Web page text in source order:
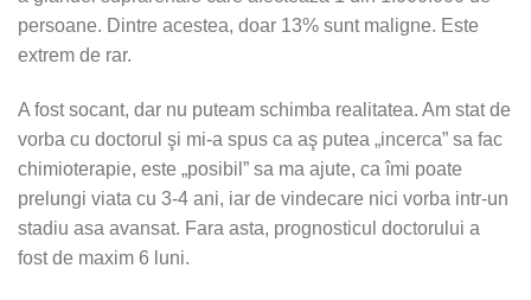
persoane. Dintre acestea, doar 13% sunt maligne. Este
extrem de rar.
A fost socant, dar nu puteam schimba realitatea. Am stat de
vorba cu doctorul şi mi-a spus ca aş putea „incerca” sa fac
chimioterapie, este „posibil” sa ma ajute, ca îmi poate
prelungi viata cu 3-4 ani, iar de vindecare nici vorba intr-un
stadiu asa avansat. Fara asta, prognosticul doctorului a
fost de maxim 6 luni.